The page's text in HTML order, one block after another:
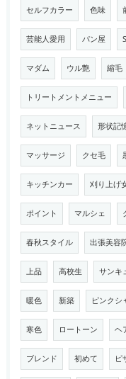
セルフカラー 色味
芸能人愛用 パン屋
マダム ウル艶 縮毛
トリートメントメニュー
ネットニュース 形状記
マッサージ クセ毛
キッチンカー 刈り上げ
ポイント マルシェ
春秋スタイル 出張美容
上品 高校生 サンキ
暖色 新築 ピンクシ
寒色 ロートーン ヘ
ブレンド 初めて ピ